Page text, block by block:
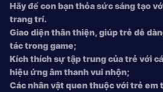
Hãy để con bạn thỏa sức sáng tạo
trang trí.
Giao diện thân thiện, giúp trẻ dễ
tác trong game;
Kích thích sự tập trung của trẻ với
hiệu ứng âm thanh vui nhộn;
Các nhân vật quen thuộc với trẻ em